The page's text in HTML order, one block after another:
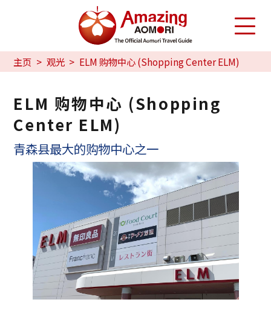
主页 观光 ELM 购物中心 (Shopping Center ELM)
ELM 购物中心 (Shopping
Center ELM)
青森县最大的购物中心之一